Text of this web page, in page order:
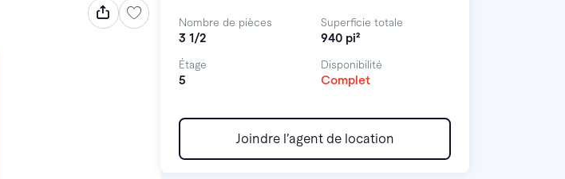
Nombre de pièces
3 1/2
Superficie totale
940 pi²
Étage
5
Disponibilité
Complet
Joindre l’agent de location